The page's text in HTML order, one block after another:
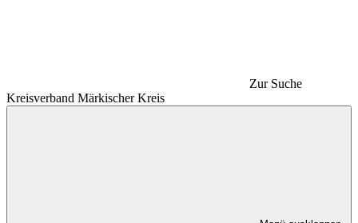
Zur Suche
Kreisverband Märkischer Kreis